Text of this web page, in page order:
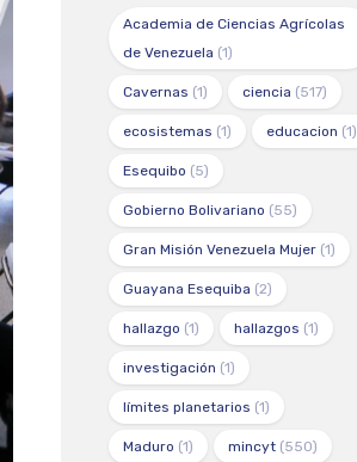
Academia de Ciencias Agrícolas
de Venezuela (1)
Cavernas (1) ciencia (517)
ecosistemas (1) educacion (1)
Esequibo (5)
Gobierno Bolivariano (55)
Gran Misión Venezuela Mujer (1)
Guayana Esequiba (2)
hallazgo (1) hallazgos (1)
investigación (1)
límites planetarios (1)
Maduro (1) mincyt (550)